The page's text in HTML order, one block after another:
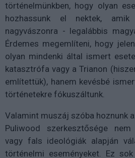
történelmünkben, hogy olyan
hozhassunk el nektek,
nagyvászonra - legalábbis
Érdemes megemlíteni, hogy
olyan mindenki által ismert
katasztrófa vagy a Trianon
említettük), hanem kevésbé
történetekre fókuszáltunk.
Valamint muszáj szóba hoznunk
Puliwood szerkesztősége
vagy fals ideológiák alapján
történelmi eseményeket. Ez